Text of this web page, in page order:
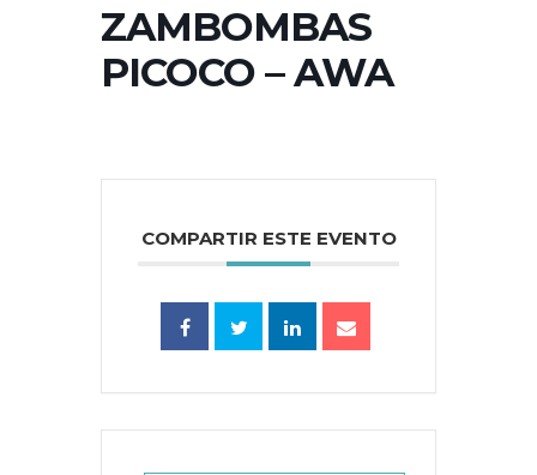
ZAMBOMBAS
PICOCO – AWA
COMPARTIR ESTE EVENTO